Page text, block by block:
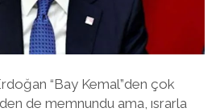
“Bay Kemal”den çok
de memnundu ama, ısrarla